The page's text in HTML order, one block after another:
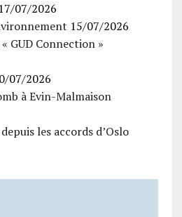
17/07/2026
15/07/2026
GUD Connection »
07/2026
à Evin-Malmaison
les accords d’Oslo